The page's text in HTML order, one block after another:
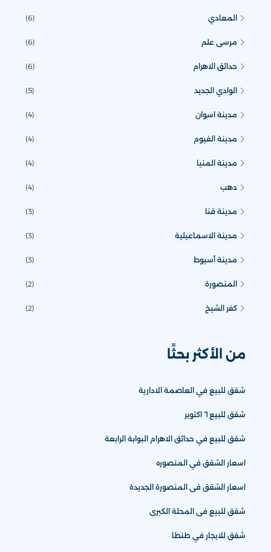
المعادي (6)
مرسى علم (6)
حدائق الاهرام (6)
الوادي الجديد (5)
مدينة اسوان (4)
مدينة الفيوم (4)
مدينة المنيا (4)
دهب (4)
مدينة قنا (3)
مدينة الاسماعيلية (3)
مدينة أسيوط (3)
المنصورة (2)
كفر الشيخ (2)
من الأكثر بحثًا
شقق للبيع في العاصمة الادارية
شقق للبيع ٦ اكتوبر
شقق للبيع في حدائق الاهرام البوابة الرابعة
اسعار الشقق في المنصوره
اسعار الشقق فى المنصورة الجديدة
شقق للبيع فى المحلة الكبرى
شقق للايجار في طنطا